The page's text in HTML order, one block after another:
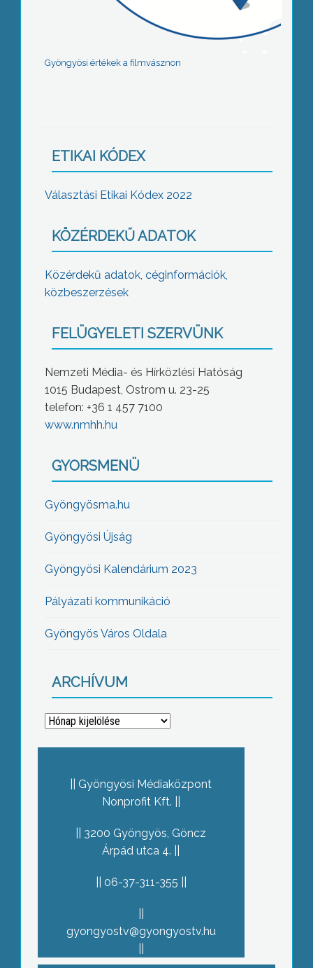
Gyöngyösi értékek a filmvásznon
ETIKAI KÓDEX
Választási Etikai Kódex 2022
KÖZÉRDEKŰ ADATOK
Közérdekű adatok, céginformációk,
közbeszerzések
FELÜGYELETI SZERVÜNK
Nemzeti Média- és Hírközlési Hatóság
1015 Budapest, Ostrom u. 23-25
telefon: +36 1 457 7100
www.nmhh.hu
GYORSMENÜ
Gyöngyösma.hu
Gyöngyösi Újság
Gyöngyösi Kalendárium 2023
Pályázati kommunikáció
Gyöngyös Város Oldala
ARCHÍVUM
Archívum
Gyöngyösi Médiaközpont
Nonprofit Kft.
3200 Gyöngyös, Göncz
Árpád utca 4.
06-37-311-355
gyongyostv@gyongyostv.hu